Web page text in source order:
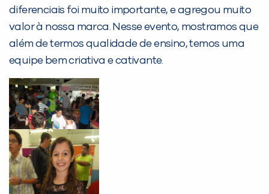
diferenciais foi muito importante, e agregou muito
valor à nossa marca. Nesse evento, mostramos que
além de termos qualidade de ensino, temos uma
equipe bem criativa e cativante.
Desculpe!
Não encontramos nenhuma unidade
inFlux nesta cidade ou bairro que